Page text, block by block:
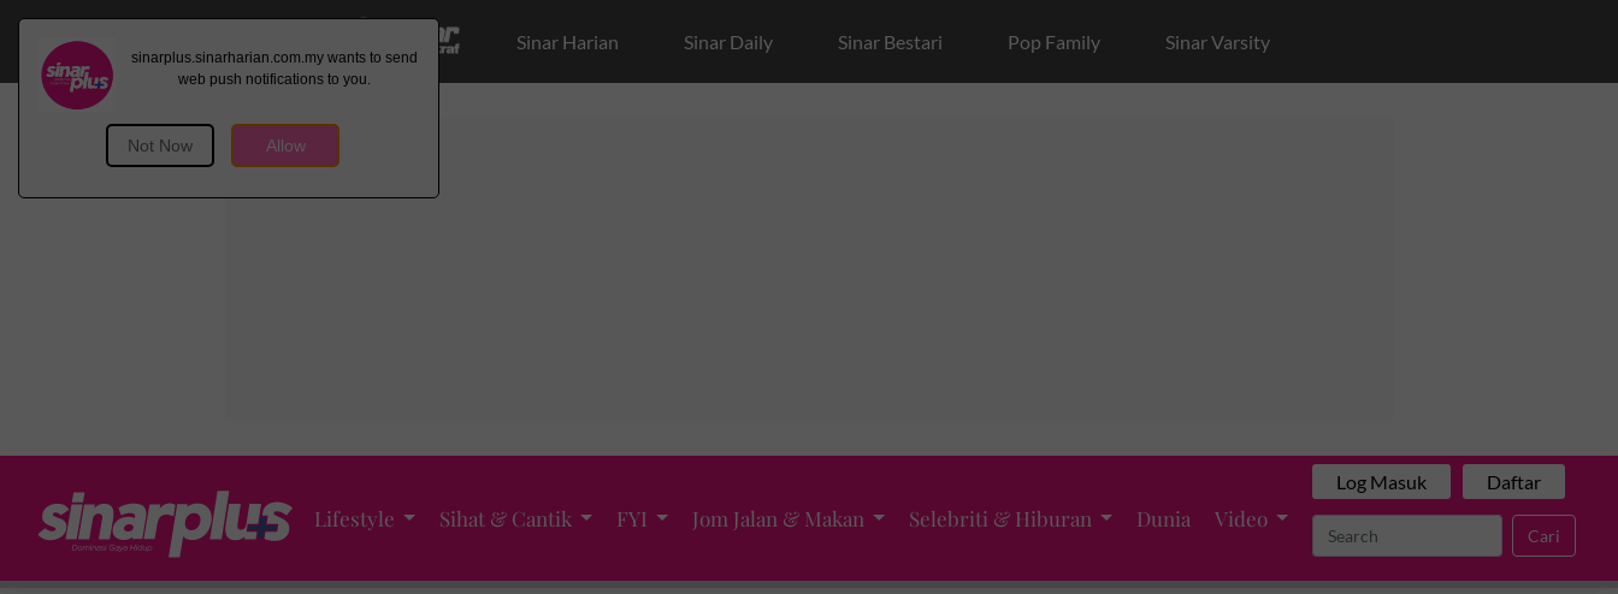
Sinar Harian Sinar Daily Sinar Bestari Pop Family Sinar Varsity
Lifestyle Sihat & Cantik FYI Jom Jalan & Makan Selebriti & Hiburan Dunia Video
Log Masuk Daftar
Cari